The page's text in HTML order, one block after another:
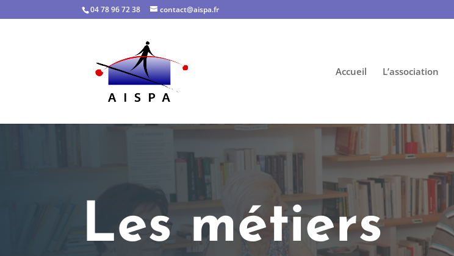
04 78 96 72 38 contact@aispa.fr
Accueil L’association
Les métiers